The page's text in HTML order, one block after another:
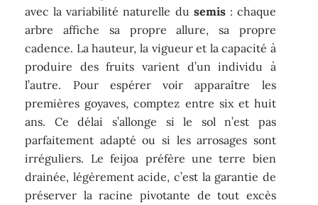
avec la variabilité naturelle du semis: chaque
arbre affiche sa propre allure, sa propre
cadence. La hauteur, la vigueur et la capacité à
produire des fruits varient d’un individu à
l’autre. Pour espérer voir apparaître les
premières goyaves, comptez entre six et huit
ans. Ce délai s’allonge si le sol n’est pas
parfaitement adapté ou si les arrosages sont
irréguliers. Le feijoa préfère une terre bien
drainée, légèrement acide, c’est la garantie de
préserver la racine pivotante de tout excès